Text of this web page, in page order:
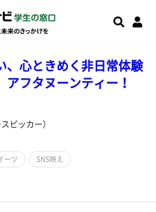
、心ときめく非日常体験
フタヌーンティー！
ピッカー）
ーツ SNS映え